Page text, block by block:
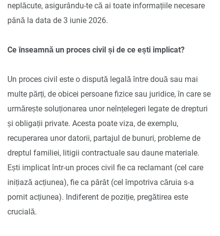
neplăcute, asigurându-te că ai toate informațiile necesare
până la data de 3 iunie 2026.
Ce înseamnă un proces civil și de ce ești implicat?
Un proces civil este o dispută legală între două sau mai
multe părți, de obicei persoane fizice sau juridice, în care se
urmărește soluționarea unor neînțelegeri legate de drepturi
și obligații private. Acesta poate viza, de exemplu,
recuperarea unor datorii, partajul de bunuri, probleme de
dreptul familiei, litigii contractuale sau daune materiale.
Ești implicat într-un proces civil fie ca reclamant (cel care
inițiază acțiunea), fie ca pârât (cel împotriva căruia s-a
pornit acțiunea). Indiferent de poziție, pregătirea este
crucială.